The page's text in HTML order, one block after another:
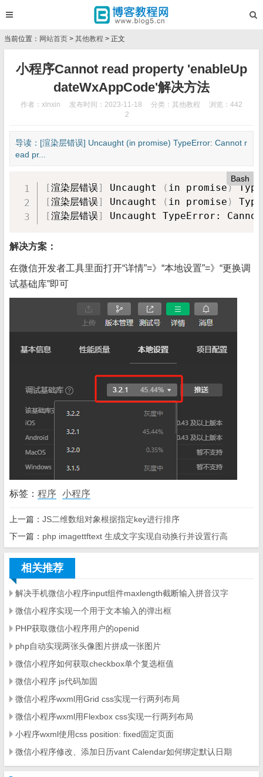
当前位置： 网站首页 > 其他教程 > 正文
小程序Cannot read property 'enableUp
dateWxAppCode'解决方法
作者：xlnxin 发布时间：2023-11-18 分类： 其他教程
浏览：442
2
导读：[渲染层错误] Uncaught (in promise) TypeError: Cannot r
ead pr...
Bash
[渲染层错误] Uncaught ( in promise)
[渲染层错误] Uncaught ( in promise )
[渲染层错误] Uncaught TypeError:
解决方案：
在微信开发者工具里面打开“详情”=》“本地设置”=》“更换调
试基础库”即可
标签： 程序 小程序
上一篇： JS二维数组对象根据指定key进行排序
下一篇： php imagettftext 生成文字实现自动换行并设置行高
相关推荐
解决手机微信小程序input组件maxlength截断输入拼音汉字
微信小程序实现一个用于文本输入的弹出框
PHP获取微信小程序用户的openid
php自动实现两张头像图片拼成一张图片
微信小程序如何获取checkbox单个复选框值
微信小程序 js代码加固
微信小程序wxml用Grid css实现一行两列布局
微信小程序wxml用Flexbox css实现一行两列布局
小程序wxml使用css position: fixed固定页面
微信小程序修改、添加日历vant Calendar如何绑定默认日期